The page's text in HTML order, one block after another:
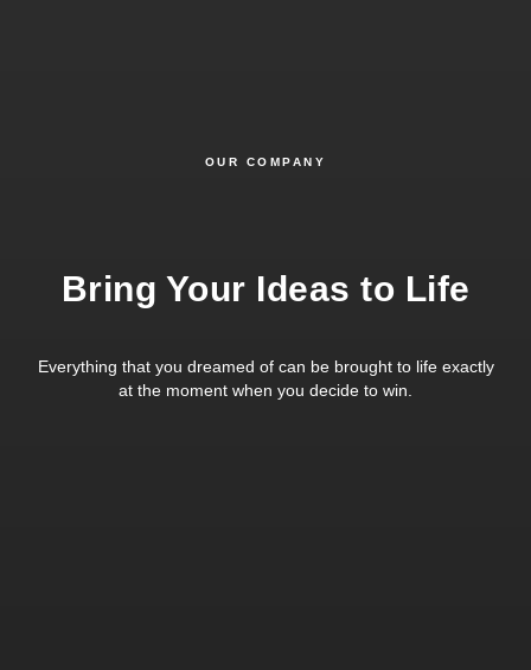
OUR COMPANY
Bring Your Ideas to Life
Everything that you dreamed of can be brought to life exactly
at the moment when you decide to win.